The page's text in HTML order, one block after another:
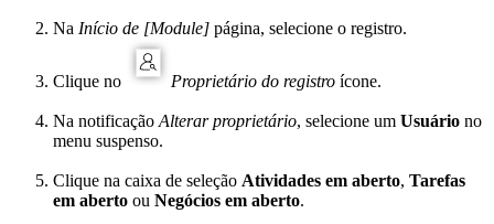
Na Início de [Module] página, selecione o registro.
Clique no Proprietário do registro ícone.
Na notificação Alterar proprietário, selecione um Usuário no
menu suspenso.
Clique na caixa de seleção Atividades em aberto, Tarefas
em aberto ou Negócios em aberto.